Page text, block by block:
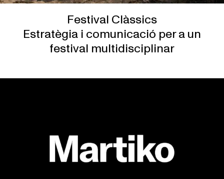
Festival Clàssics
Estratègia i comunicació per a un
festival multidisciplinar